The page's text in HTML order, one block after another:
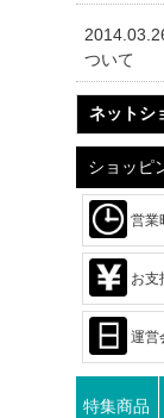
ついて
ネットシ
ショッピ
営業
お支
運営
特集商品